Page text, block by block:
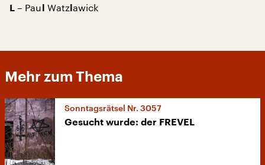
L – Pau Watz lawick
Mehr zum Thema
Sonntagsrätsel Nr. 3057
Gesucht wurde: der FREVEL